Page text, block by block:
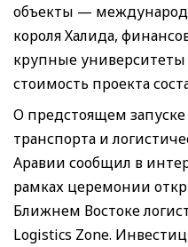
объекты —
короля Халида,
крупные
стоимость проекта
О предстоящем
транспорта и
Аравии сообщил в
рамках церемонии
Ближнем Востоке
Logistics Zone.